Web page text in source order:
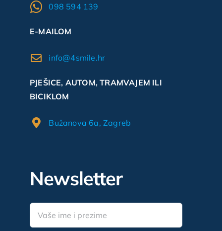
098 594 139
E-MAILOM
info@4smile.hr
PJEŠICE, AUTOM, TRAMVAJEM ILI
BICIKLOM
Bužanova 6a, Zagreb
Newsletter